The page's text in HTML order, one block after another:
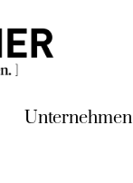
Unternehmen